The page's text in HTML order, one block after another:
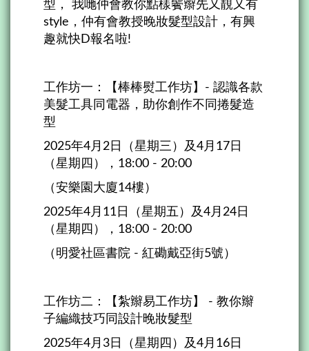
型， 我哋仲會教你點樣鬢辮先又靚又有
style，仲有會教授晚妝髮型設計，有興
趣就快D報名啦!
工作坊一：【棒棒熨工作坊】- 認識各款
美髮工具同電器，助你創作不同捲髮造
型
2025年4月2日（星期三）及4月17日
（星期四），18:00 - 20:00
（安樂園大廈14樓）
2025年4月11日（星期五）及4月24日
（星期四），18:00 - 20:00
（明愛社區書院 - 紅磡戴亞街5號）
工作坊二：【紮辮易工作坊】 - 教你辮
子編織技巧同設計晚妝髮型
2025年4月3日（星期四）及4月16日